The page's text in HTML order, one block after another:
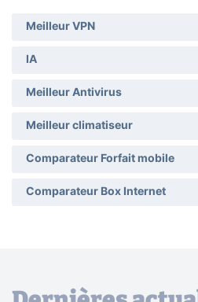
Meilleur VPN
IA
Meilleur Antivirus
Meilleur climatiseur
Comparateur Forfait mobile
Comparateur Box Internet